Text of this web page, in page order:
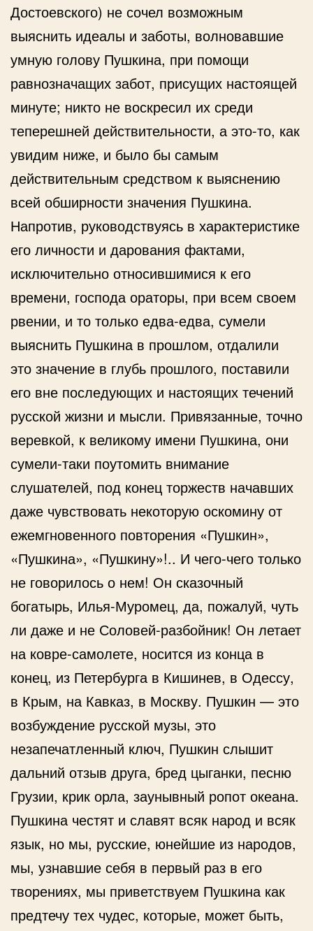
Достоевского) не сочел возможным
выяснить идеалы и заботы, волновавшие
умную голову Пушкина, при помощи
равнозначащих забот, присущих настоящей
минуте; никто не воскресил их среди
теперешней действительности, а это-то, как
увидим ниже, и было бы самым
действительным средством к выяснению
всей обширности значения Пушкина.
Напротив, руководствуясь в характеристике
его личности и дарования фактами,
исключительно относившимися к его
времени, господа ораторы, при всем своем
рвении, и то только едва-едва, сумели
выяснить Пушкина в прошлом, отдалили
это значение в глубь прошлого, поставили
его вне последующих и настоящих течений
русской жизни и мысли. Привязанные, точно
веревкой, к великому имени Пушкина, они
сумели-таки поутомить внимание
слушателей, под конец торжеств начавших
даже чувствовать некоторую оскомину от
ежемгновенного повторения «Пушкин»,
«Пушкина», «Пушкину»!.. И чего-чего только
не говорилось о нем! Он сказочный
богатырь, Илья-Муромец, да, пожалуй, чуть
ли даже и не Соловей-разбойник! Он летает
на ковре-самолете, носится из конца в
конец, из Петербурга в Кишинев, в Одессу,
в Крым, на Кавказ, в Москву. Пушкин — это
возбуждение русской музы, это
незапечатленный ключ, Пушкин слышит
дальний отзыв друга, бред цыганки, песню
Грузии, крик орла, заунывный ропот океана.
Пушкина честят и славят всяк народ и всяк
язык, но мы, русские, юнейшие из народов,
мы, узнавшие себя в первый раз в его
творениях, мы приветствуем Пушкина как
предтечу тех чудес, которые, может быть,